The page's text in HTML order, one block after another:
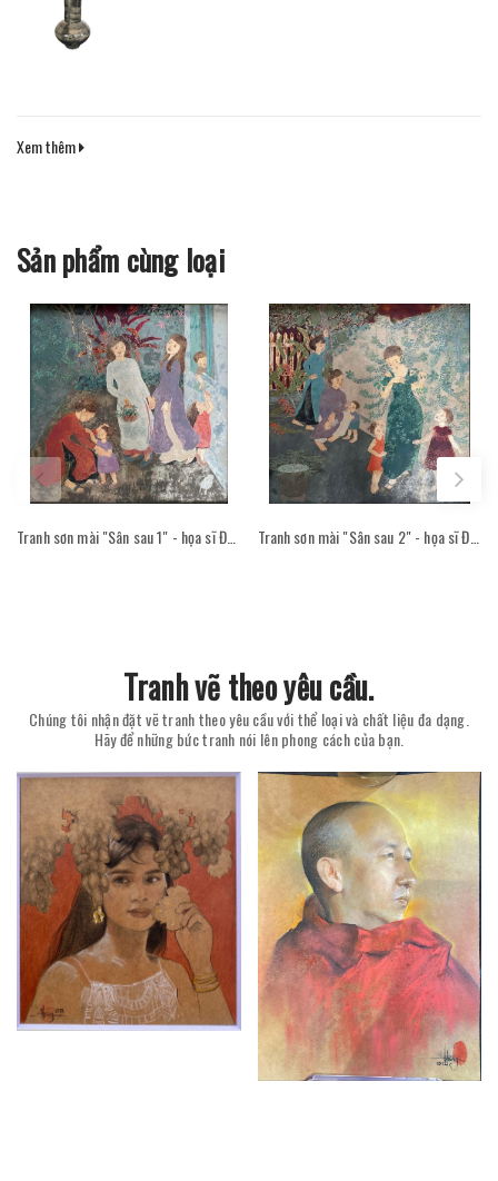
Xem thêm
Sản phẩm cùng loại
Tranh sơn mài "Sân sau 1" - họa sĩ Đỗ Thị Kim Đoan Tranh sơn mài "Sân sau 2" - họa sĩ Đỗ Thị Kim Đoan
Tranh vẽ theo yêu cầu.
Chúng tôi nhận đặt vẽ tranh theo yêu cầu với thể loại và chất liệu đa dạng.
Hãy để những bức tranh nói lên phong cách của bạn.